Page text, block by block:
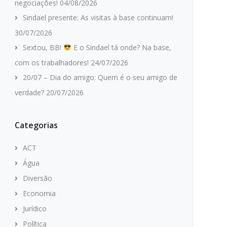
negociações! 04/08/2026
Sindael presente: As visitas à base continuam!
30/07/2026
Sextou, BB!
E o Sindael tá onde? Na base,
com os trabalhadores! 24/07/2026
20/07 – Dia do amigo: Quem é o seu amigo de
verdade? 20/07/2026
Categorias
ACT
Água
Diversão
Economia
Jurídico
Política